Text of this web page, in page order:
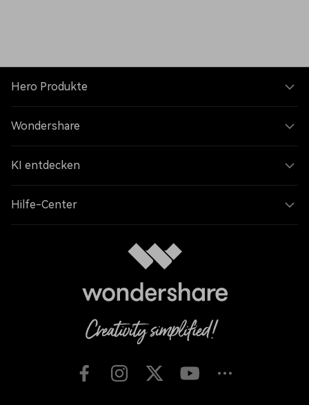
Hero Produkte
Wondershare
KI entdecken
Hilfe-Center